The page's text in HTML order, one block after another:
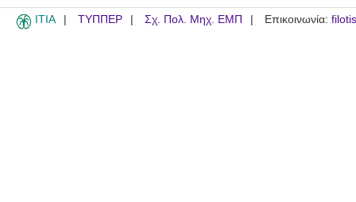
ITIA ΤΥΠΠΕΡ Σχ. Πολ. Μηχ. ΕΜΠ Επικοινωνία: